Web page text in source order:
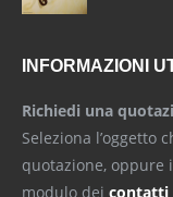
INFORMAZIONI
Richiedi una
Seleziona l’oggetto
quotazione, oppure
modulo dei contatti